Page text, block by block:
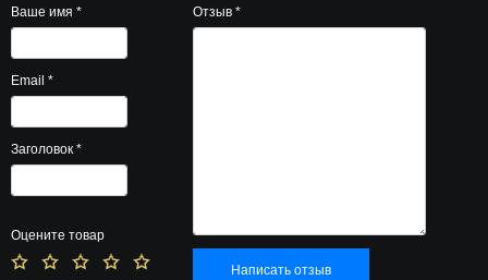
Ваше имя *
Email *
Заголовок *
Оцените товар
Отзыв *
Написать отзыв